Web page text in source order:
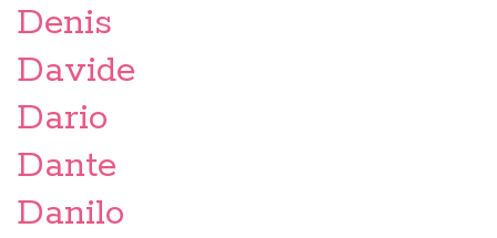
Denis
Davide
Dario
Dante
Danilo